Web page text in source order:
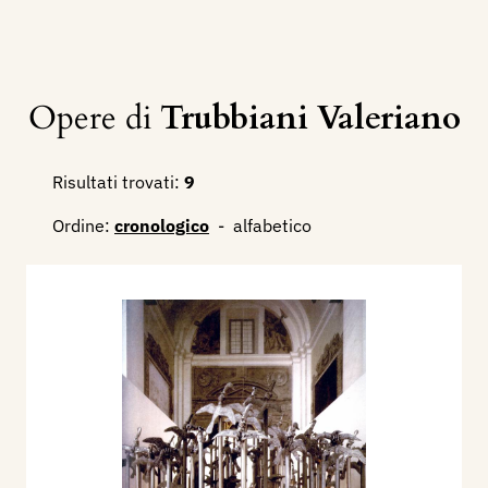
Opere di Trubbiani Valeriano
Risultati trovati: 9
Ordine: cronologico - alfabetico